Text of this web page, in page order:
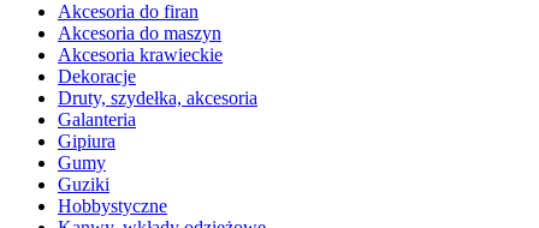
Akcesoria do firan
Akcesoria do maszyn
Akcesoria krawieckie
Dekoracje
Druty, szydełka, akcesoria
Galanteria
Gipiura
Gumy
Guziki
Hobbystyczne